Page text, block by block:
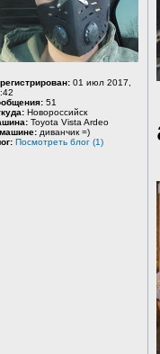
01 июл 2017,
51
Новороссийск
Toyota Vista Ardeo
диванчик =)
Посмотреть блог (1)